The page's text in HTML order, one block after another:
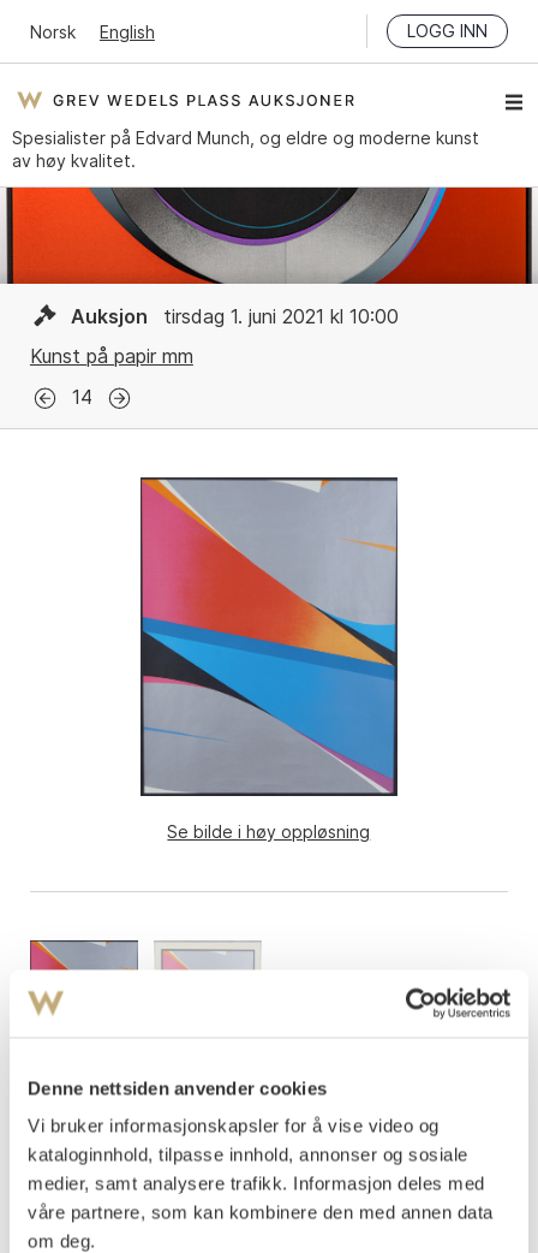
Denne nettsiden anvender cookies
Vi bruker informasjonskapsler for å vise video og
kataloginnhold, tilpasse innhold, annonser og sosiale
medier, samt analysere trafikk. Informasjon deles med
våre partnere, som kan kombinere den med annen data
om deg.
Norsk English LOGG INN
Spesialister på Edvard Munch, og eldre og moderne kunst
av høy kvalitet.
Auksjon
tirsdag 1. juni 2021 kl 10:00
Kunst på papir mm
14
Se bilde i høy oppløsning
Gundersen, Gunnar S. ( 1921-1983)
Komposisjon
Serigrafi
Lysmål: 73,5x58